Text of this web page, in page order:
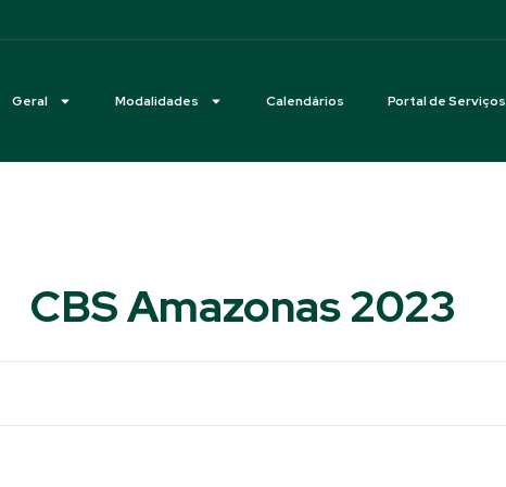
Geral Modalidades Calendários Portal de Serviços
CBS Amazonas 2023